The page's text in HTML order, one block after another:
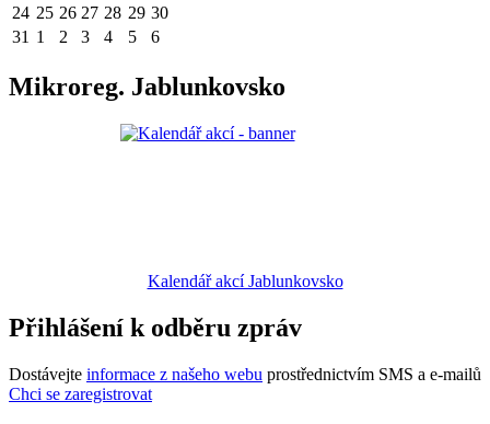
24 25 26 27 28 29 30
31 1 2 3 4 5 6
Mikroreg. Jablunkovsko
Kalendář akcí Jablunkovsko
Přihlášení k odběru zpráv
Dostávejte informace z našeho webu prostřednictvím SMS a e-mailů
Chci se zaregistrovat